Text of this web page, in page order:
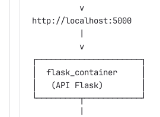
           v
http://localhost:5000
           |
           v
┌──────────────────────┐
│  flask_container     │
│   (API Flask)        │
└─────────┬────────────┘
           |